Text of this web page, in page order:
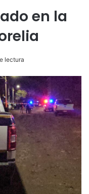
en la
lectura